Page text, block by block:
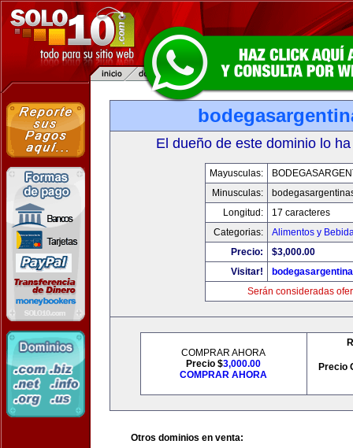
El dueño de este dominio lo
Mayusculas:
Minusculas:
Longitud:
17 caracteres
Categorias:
Alimentos y
Precio:
$3,000.00
Visitar!
Serán consideradas
COMPRAR AHORA
Precio $3,000.00
COMPRAR AHORA
Precio
Otros dominios en venta: